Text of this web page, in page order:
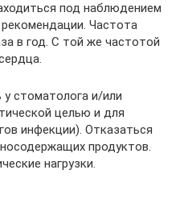
под наблюдением
Частота
в год. С той же частотой
стоматолога и/или
целью и для
инфекции). Отказаться
продуктов.
нагрузки.